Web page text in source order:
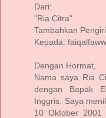
Dari:
"Ria Citra"
Tambahkan
Kepada:
Dengan Hormat,
Nama saya Ria
dengan Bapak
Inggris. Saya
10 Oktober 2001